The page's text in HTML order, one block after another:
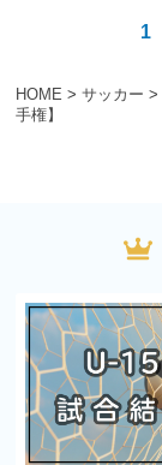
HOME > サッカー >
手権】
1